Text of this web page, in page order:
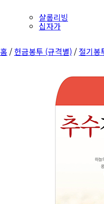
샬롬리빙
십자가
홈 / 헌금봉투 (규격별) / 절기봉